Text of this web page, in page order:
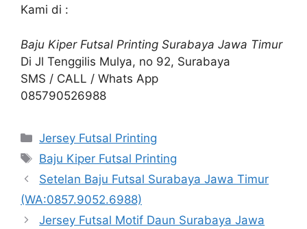
Kami di :
Baju Kiper Futsal Printing Surabaya Jawa Timur
Di Jl Tenggilis Mulya, no 92, Surabaya
SMS / CALL / Whats App
085790526988
Categories
Jersey Futsal Printing
Tags
Baju Kiper Futsal Printing
Setelan Baju Futsal Surabaya Jawa Timur
(WA:0857.9052.6988)
Jersey Futsal Motif Daun Surabaya Jawa